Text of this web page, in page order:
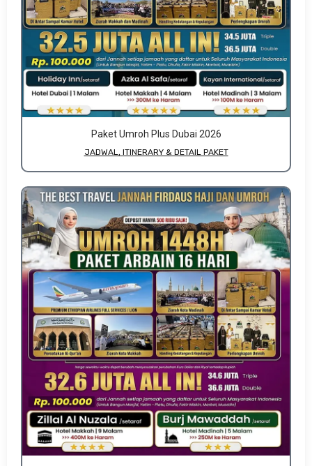
Paket Umroh Plus Dubai 2026
JADWAL, ITINERARY & DETAIL PAKET